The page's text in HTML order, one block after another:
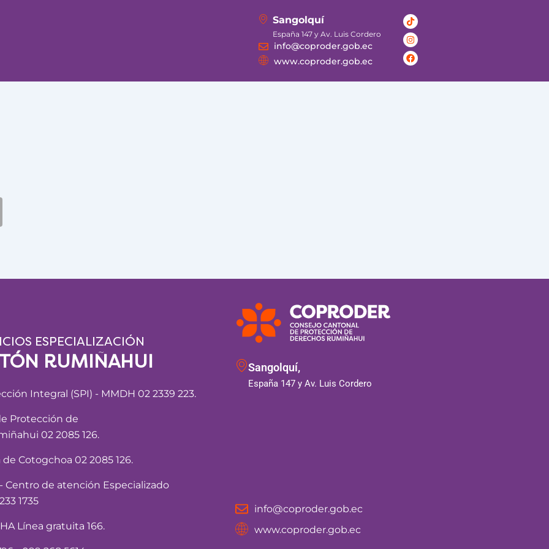
Sangolquí
España 147 y Av. Luis Cordero
info@coproder.gob.ec
www.coproder.gob.ec
Tiktok
Instagram
Facebook
ESPECIALIZACIÓN
RUMIÑAHUI
Integral (SPI) - MMDH 02 2339 223.
Protección de
02 2085 126.
Cotogchoa 02 2085 126.
Centro de atención Especializado
1735
Línea gratuita 166.
Sangolquí,
España 147 y Av. Luis Cordero
info@coproder.gob.ec
www.coproder.gob.ec